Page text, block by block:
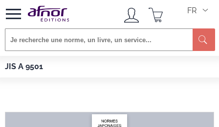
FR
JIS A 9501
Afnor EDITIONS